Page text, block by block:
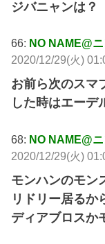
ジバニャンは？
66: NO NAME@
2020/12/29(火)
お前ら次のスマ
した時はエーデ
68: NO NAME@
2020/12/29(火)
モンハンのモン
リドリー居るか
ディアブロスか